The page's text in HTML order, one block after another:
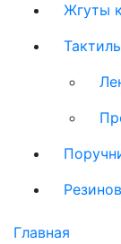
Жгуты
Главная